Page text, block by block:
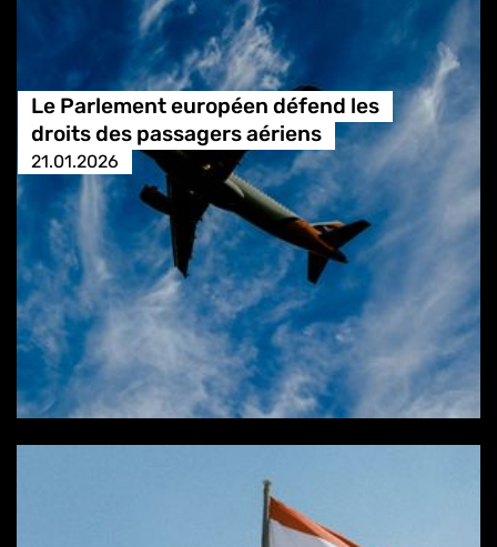
Le Parlement européen défend les
droits des passagers aériens
21.01.2026